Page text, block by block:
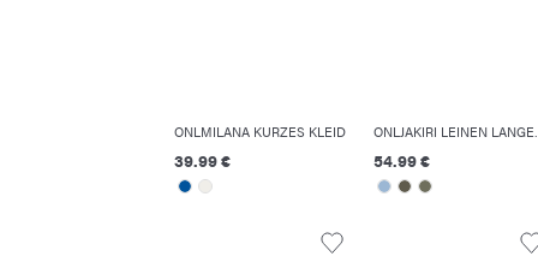
ONLMILANA KURZES KLEID
39.99 € 54.99 €